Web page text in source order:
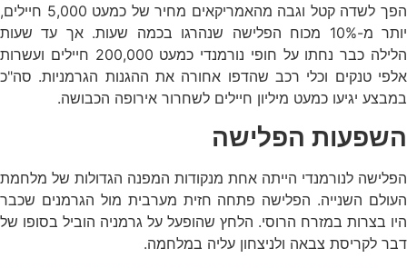
הפך לשדה קטל וגבה מהאמריקאים מחיר של כמעט 5,000 חיילים,
יותר מ-10% מכוח הפלישה שנהרגו בכמה שעות. אך עד שעות
הלילה כבר נחתו על חופי נורמנדי כמעט 200,000 חיילים ועשרות
אלפי טנקים וכלי רכב שהדפו אחורה את ההגנות הגרמניות. סה"כ
במבצע יגיעו כמעט מיליון חיילים לשחרור אירופה הכבושה.
השפעות הפלישה
הפלישה לנורמנדי הייתה אחת מנקודות המפנה הגדולות של מלחמת
העולם השנייה. הפלישה פתחה חזית מערבית מול הגרמנים שכבר
היו בצרות במזרח הרוסי. הלחץ שהופעל על גרמניה הוביל בסופו של
דבר לקריסת צבאה ולניצחון עליה במלחמה.